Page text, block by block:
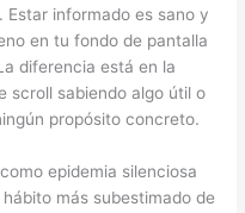
Estar informado es sano y
en tu fondo de pantalla
diferencia está en la
scroll sabiendo algo útil o
propósito concreto.
epidemia silenciosa
más subestimado de